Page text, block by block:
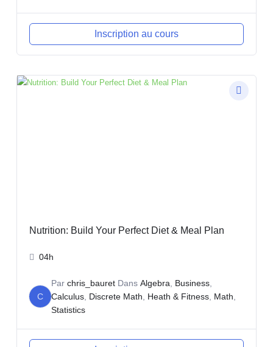
Inscription au cours
Nutrition: Build Your Perfect Diet & Meal Plan
04h
C
Par chris_bauretDans Algebra Business,
Calculus, Discrete Math Heath & Fitness, Math
Statistics